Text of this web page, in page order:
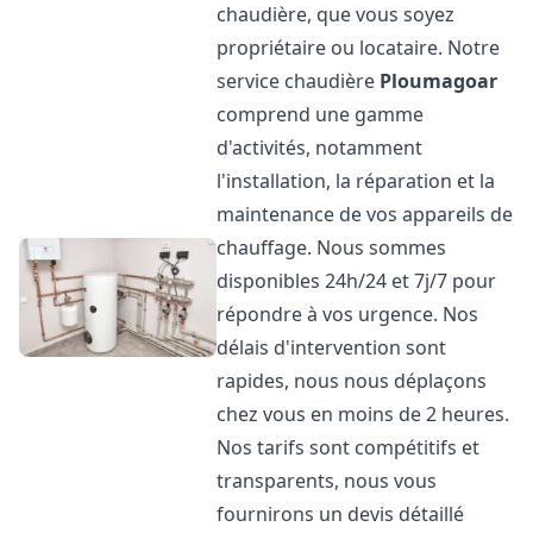
chaudière, que vous soyez
propriétaire ou locataire. Notre
service chaudière Ploumagoar
comprend une gamme
d'activités, notamment
l'installation, la réparation et la
maintenance de vos appareils de
chauffage. Nous sommes
disponibles 24h/24 et 7j/7 pour
répondre à vos urgence. Nos
délais d'intervention sont
rapides, nous nous déplaçons
chez vous en moins de 2 heures.
Nos tarifs sont compétitifs et
transparents, nous vous
fournirons un devis détaillé